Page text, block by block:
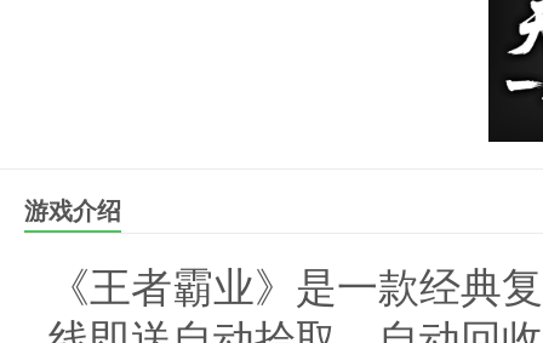
游戏介绍
《王者霸业》是一款经典